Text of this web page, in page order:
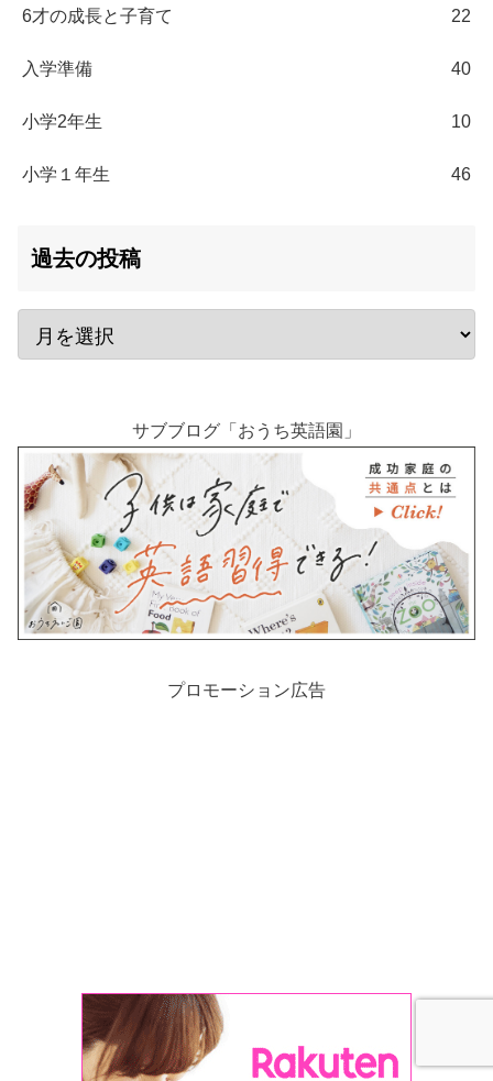
6才の成長と子育て 22
入学準備 40
小学2年生 10
小学１年生 46
過去の投稿
サブブログ「おうち英語園」
プロモーション広告